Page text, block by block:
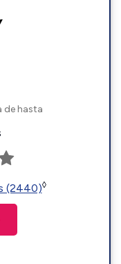
de hasta
(2440)◊